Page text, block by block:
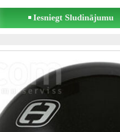
Iesniegt Sludinājumu